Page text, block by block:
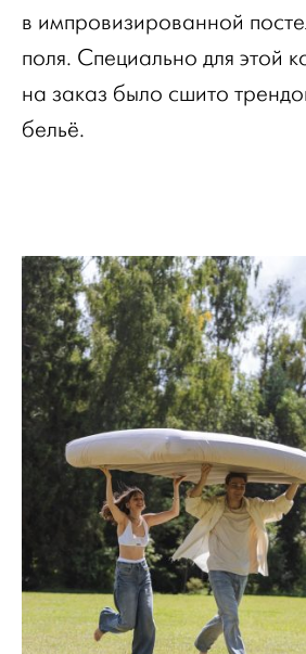
в импровизированной
поля. Специально для этой
на заказ было сшито
бельё.